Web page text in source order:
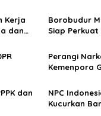
Kerja
dan
Borobudur
Siap
Perangi
Kemenpora
NPC
Kucurkan